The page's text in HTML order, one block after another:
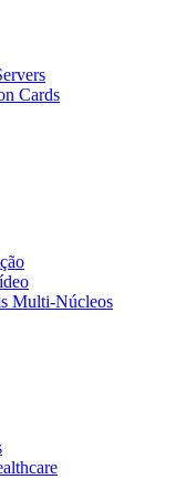
Cards
Multi-Núcleos